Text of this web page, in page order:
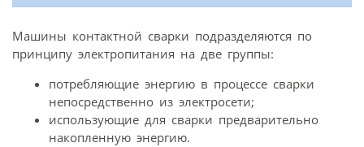
Машины контактной сварки подразделяются по
принципу электропитания на две группы:
потребляющие энергию в процессе сварки
непосредственно из электросети;
использующие для сварки предварительно
накопленную энергию.